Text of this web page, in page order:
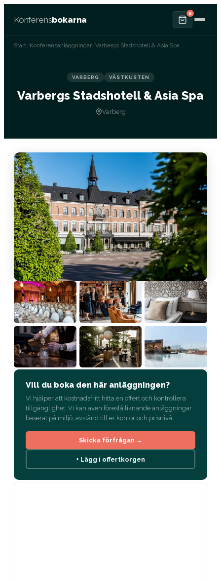
Konferensbokarna
0
Start Konferensanläggningar Varbergs Stadshotell & Asia Spa
VARBERG VÄSTKUSTEN
Varbergs Stadshotell & Asia Spa
Varberg
Vill du boka den här anläggningen?
Vi hjälper att kostnadsfritt hitta en offert och kontrollera
tillgänglighet. Vi kan även föreslå liknande anläggningar
baserat på miljö, avstånd till er kontor och prisnivå.
Skicka förfrågan →
+ Lägg i offertkorgen